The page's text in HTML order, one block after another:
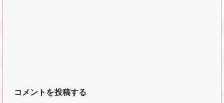
コメントを投稿する